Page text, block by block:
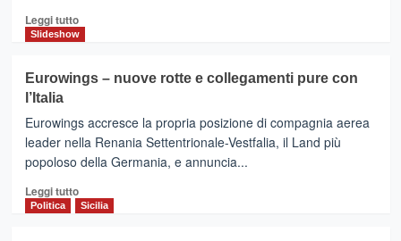
pure
mercoledì
Leggi tuttoLeggi
di
Ostelli
solo
Roma
tra
le
italiane
nelle
Slideshow
Eurowings – nuove rotte e collegamenti pure con
l’Italia
Eurowings accresce la propria posizione di compagnia aerea
leader nella Renania Settentrionale-Vestfalia, il Land più
popoloso della Germania, e annuncia...
Leggi tuttoLeggi
di
Politica Sicilia